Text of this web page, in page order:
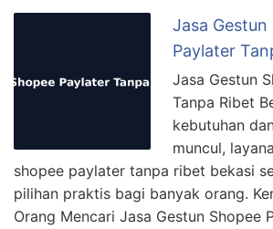
Jasa Gestun
Paylater
Jasa Gestun
Tanpa Ribet
kebutuhan
muncul,
shopee paylater tanpa ribet bekasi
pilihan praktis bagi banyak orang.
Orang Mencari Jasa Gestun Shopee